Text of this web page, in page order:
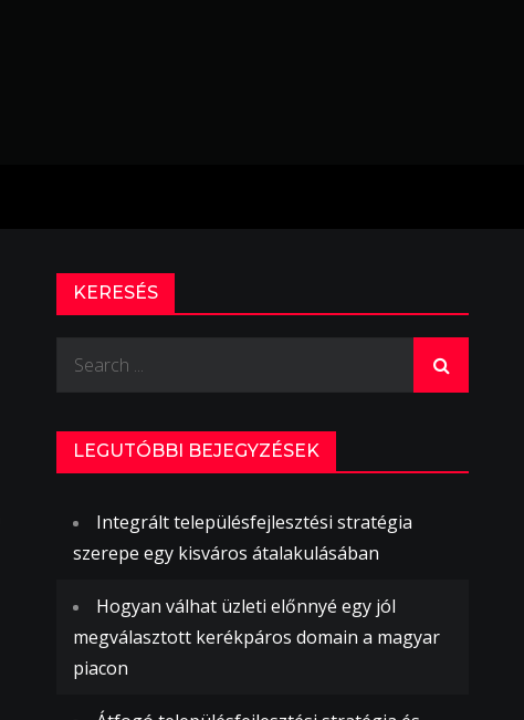
KERESÉS
LEGUTÓBBI BEJEGYZÉSEK
Integrált településfejlesztési stratégia
szerepe egy kisváros átalakulásában
Hogyan válhat üzleti előnnyé egy jól
megválasztott kerékpáros domain a magyar
piacon